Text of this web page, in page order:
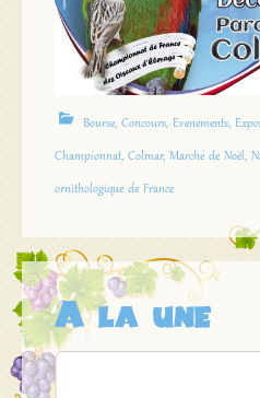
Bourse, Concours, Evenements,
Championnat, Colmar, Marché de Noël,
ornithologique de France
A la une